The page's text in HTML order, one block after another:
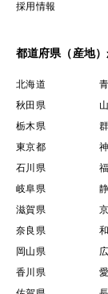
採用情報
都道府県（産地
北海道
秋田県
栃木県
東京都
石川県
岐阜県
滋賀県
奈良県
岡山県
香川県